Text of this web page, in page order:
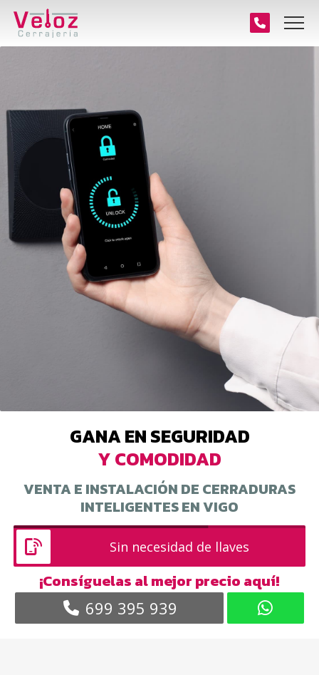
GANA EN SEGURIDAD
Y COMODIDAD
VENTA E INSTALACIÓN DE CERRADURAS
INTELIGENTES EN VIGO
Mayor resistencia a robos
¡Consíguelas al mejor precio aquí!
699 395 939